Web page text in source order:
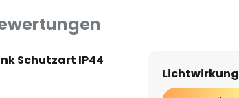
Schutzart IP44
Lichtwirkung